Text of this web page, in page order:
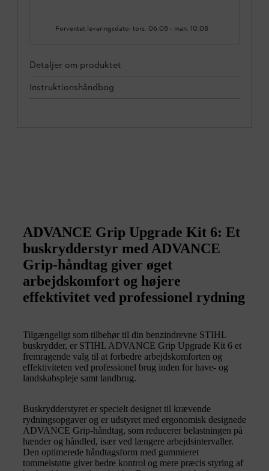
Forventet leveringsdato: tors. 06.08 - man. 10.08
Detaljer om produktet
Instruktionshåndbog
ADVANCE Grip Upgrade Kit 6: Et
buskrydderstyr med ADVANCE
Grip-håndtag giver øget
arbejdskomfort og højere
effektivitet ved professionel rydning
Tilgængeligt som tilbehør til din benzindrevne STIHL
buskrydder, er STIHL ADVANCE Grip Upgrade Kit 6 et
fremragende valg til at forbedre arbejdskomforten og
effektiviteten ved professionel brug inden for have- og
landskabspleje samt landbrug.
Buskrydderstyret er specielt designet til krævende
rydningsopgaver og er udstyret med ergonomisk designede
ADVANCE Grip-håndtag, som reducerer belastningen på
hænder og håndled, især ved længere arbejdsintervaller.
Den optimerede håndtagsform med gummieret
tommelstøtte giver bedre kontrol og mere præcis styring af